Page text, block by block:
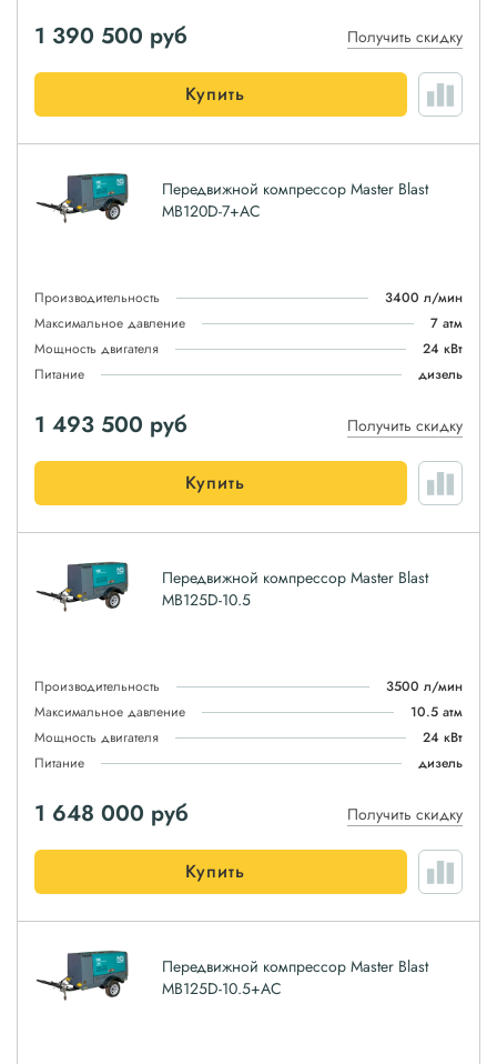
1 390 500 руб Получить скидку
Купить
Передвижной компрессор Master Blast
MB120D-7+AC
Производительность
3400 л/мин
Максимальное давление
7 атм
Мощность двигателя
24 кВт
Питание
дизель
1 493 500 руб Получить скидку
Купить
Передвижной компрессор Master Blast
MB125D-10.5
Производительность
3500 л/мин
Максимальное давление
10.5 атм
Мощность двигателя
24 кВт
Питание
дизель
1 648 000 руб Получить скидку
Купить
Передвижной компрессор Master Blast
MB125D-10.5+AC